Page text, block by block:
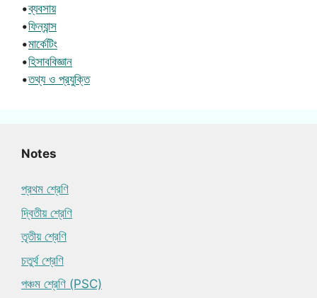
•ব্যবসায়
•ফিন্যান্স
•মার্কেটিং
•হিসাববিজ্ঞান
•তথ্য ও প্রযুক্তি
Notes
প্রথম শ্রেণি
দ্বিতীয় শ্রেণি
তৃতীয় শ্রেণি
চতুর্থ শ্রেণি
পঞ্চম শ্রেণি (PSC)